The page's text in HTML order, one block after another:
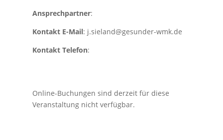
Ansprechpartner:
Kontakt E-Mail: j.sieland@gesunder-wmk.de
Kontakt Telefon:
Online-Buchungen sind derzeit für diese
Veranstaltung nicht verfügbar.